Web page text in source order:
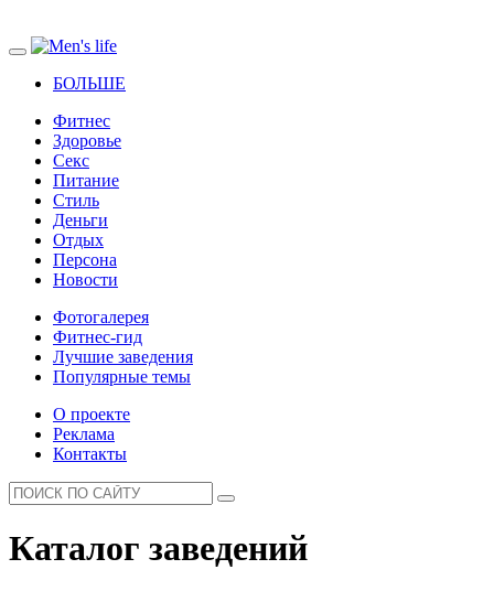
БОЛЬШЕ
Фитнес
Здоровье
Секс
Питание
Стиль
Деньги
Отдых
Персона
Новости
Фотогалерея
Фитнес-гид
Лучшие заведения
Популярные темы
О проекте
Реклама
Контакты
Каталог заведений